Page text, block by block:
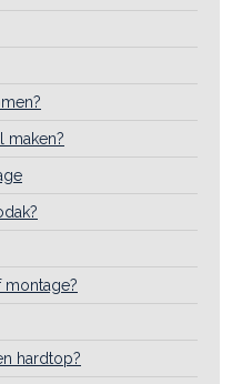
maken?
montage?
hardtop?